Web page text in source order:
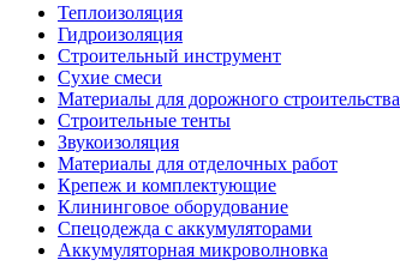
Теплоизоляция
Гидроизоляция
Строительный инструмент
Сухие смеси
Материалы для дорожного строительства
Строительные тенты
Звукоизоляция
Материалы для отделочных работ
Крепеж и комплектующие
Клининговое оборудование
Спецодежда с аккумуляторами
Аккумуляторная микроволновка